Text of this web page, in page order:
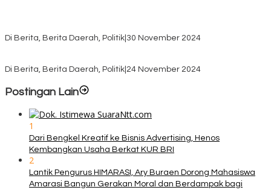
Di Berita, Berita Daerah, Politik 30 November 2024
Di Berita, Berita Daerah, Politik 24 November 2024
Postingan Lain
1
Dari Bengkel Kreatif ke Bisnis Advertising, Henos
Kembangkan Usaha Berkat KUR BRI
2
Lantik Pengurus HIMARASI, Ary Buraen Dorong Mahasiswa
Amarasi Bangun Gerakan Moral dan Berdampak bagi